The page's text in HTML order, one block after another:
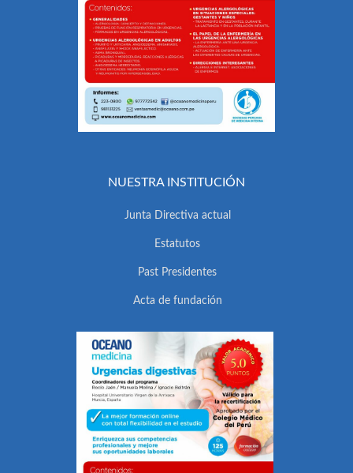
NUESTRA INSTITUCIÓN
Junta Directiva actual
Estatutos
Past Presidentes
Acta de fundación